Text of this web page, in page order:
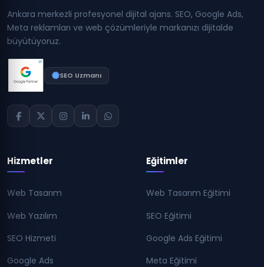
Ankara merkezli profesyonel dijital ajans. SEO, Google Ads,
Meta reklamları ve web çözümleriyle markanızı dijitalde
büyütüyoruz.
SEO Uzmanı
Hizmetler
Web Tasarım
Web Yazılım
SEO Hizmeti
Google Ads
Eğitimler
Web Tasarım Eğitimi
SEO Eğitimi
Google Ads Eğitimi
Meta Eğitimi